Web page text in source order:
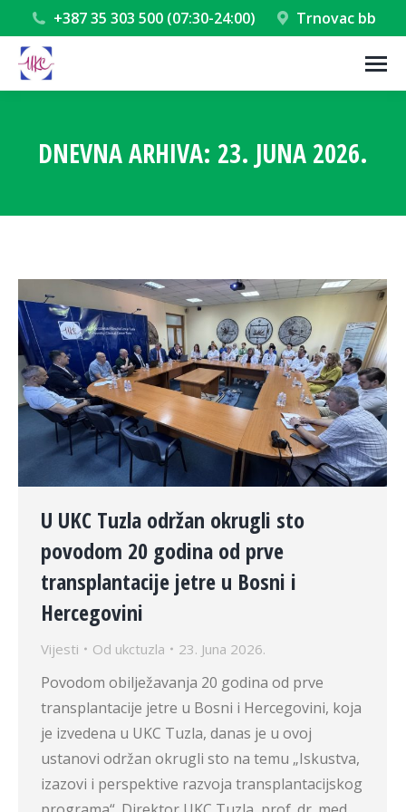
+387 35 303 500 (07:30-24:00) Trnovac bb
DNEVNA ARHIVA: 23. JUNA 2026.
U UKC Tuzla održan okrugli sto
povodom 20 godina od prve
transplantacije jetre u Bosni i
Hercegovini
Vijesti Od ukctuzla 23. Juna 2026.
Povodom obilježavanja 20 godina od prve
transplantacije jetre u Bosni i Hercegovini, koja
je izvedena u UKC Tuzla, danas je u ovoj
ustanovi održan okrugli sto na temu „Iskustva,
izazovi i perspektive razvoja transplantacijskog